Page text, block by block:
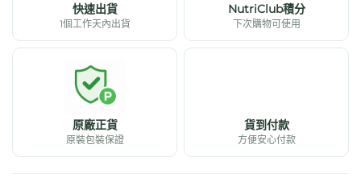
快速出貨
1個工作天內出貨
NutriClub積分
下次購物可使用
原廠正貨
原裝包裝保證
貨到付款
方便安心付款